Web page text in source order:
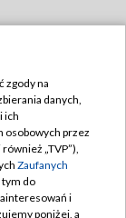
zgody na
danych,
ich
osobowych przez
„TVP”),
Zaufanych
tym do
i
poniżej, a